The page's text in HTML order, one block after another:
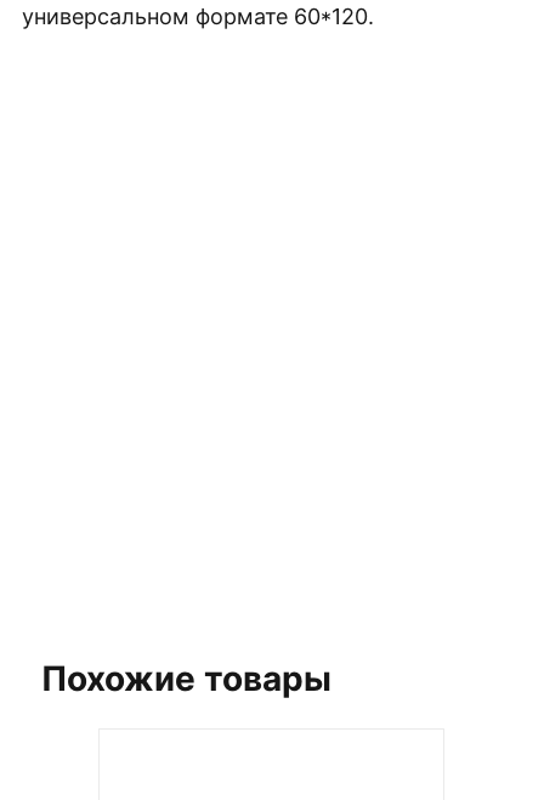
универсальном формате 60*120.
Похожие товары